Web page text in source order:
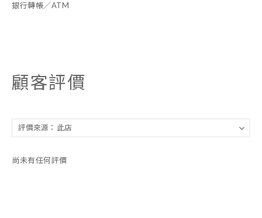
銀行轉帳／ATM
顧客評價
尚未有任何評價